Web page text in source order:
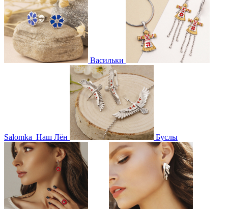
Васильки
Salomka Наш Лён Буслы